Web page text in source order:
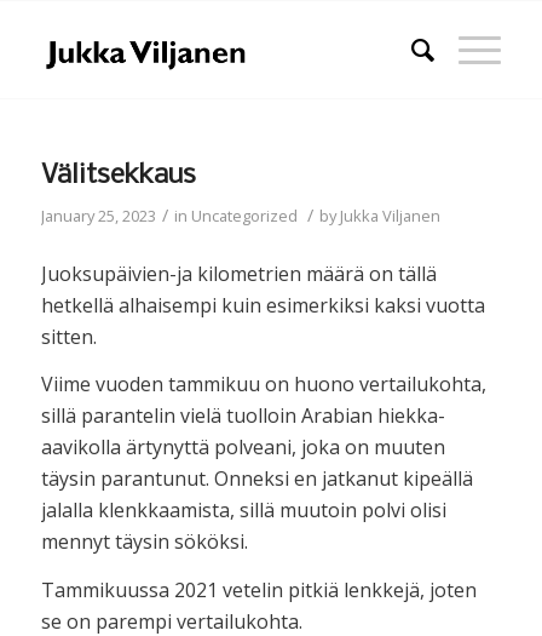
Välitsekkaus
January 25, 2023 / in Uncategorized / byJukka Viljanen
Juoksupäivien-ja kilometrien määrä on tällä
hetkellä alhaisempi kuin esimerkiksi kaksi vuotta
sitten.
Viime vuoden tammikuu on huono vertailukohta,
sillä parantelin vielä tuolloin Arabian hiekka-
aavikolla ärtynyttä polveani, joka on muuten
täysin parantunut. Onneksi en jatkanut kipeällä
jalalla klenkkaamista, sillä muutoin polvi olisi
mennyt täysin sököksi.
Tammikuussa 2021 vetelin pitkiä lenkkejä, joten
se on parempi vertailukohta.